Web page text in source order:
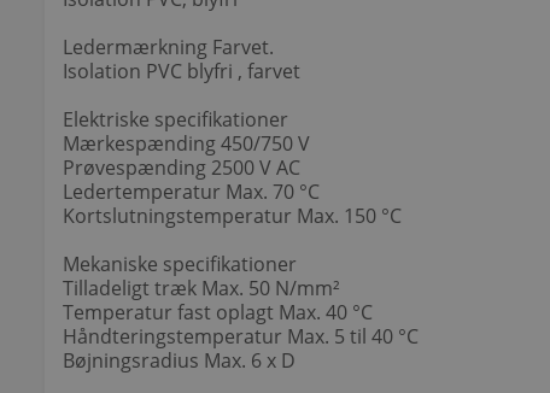
Ledermærkning Farvet.
Isolation PVC blyfri , farvet
Elektriske specifikationer
Mærkespænding 450/750 V
Prøvespænding 2500 V AC
Ledertemperatur Max. 70 °C
Kortslutningstemperatur Max. 150 °C
Mekaniske specifikationer
Tilladeligt træk Max. 50 N/mm²
Temperatur fast oplagt Max. 40 °C
Håndteringstemperatur Max. 5 til 40 °C
Bøjningsradius Max. 6 x D